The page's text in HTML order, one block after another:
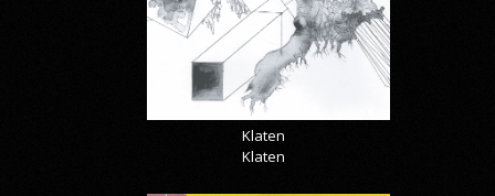
Klaten
Klaten